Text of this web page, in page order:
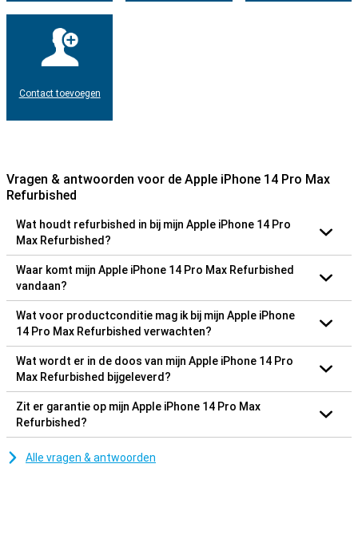
Contact toevoegen
Vragen & antwoorden voor de Apple iPhone 14 Pro Max
Refurbished
Wat houdt refurbished in bij mijn Apple iPhone 14 Pro
Max Refurbished?
Waar komt mijn Apple iPhone 14 Pro Max Refurbished
vandaan?
Wat voor productconditie mag ik bij mijn Apple iPhone
14 Pro Max Refurbished verwachten?
Wat wordt er in de doos van mijn Apple iPhone 14 Pro
Max Refurbished bijgeleverd?
Zit er garantie op mijn Apple iPhone 14 Pro Max
Refurbished?
Alle vragen & antwoorden